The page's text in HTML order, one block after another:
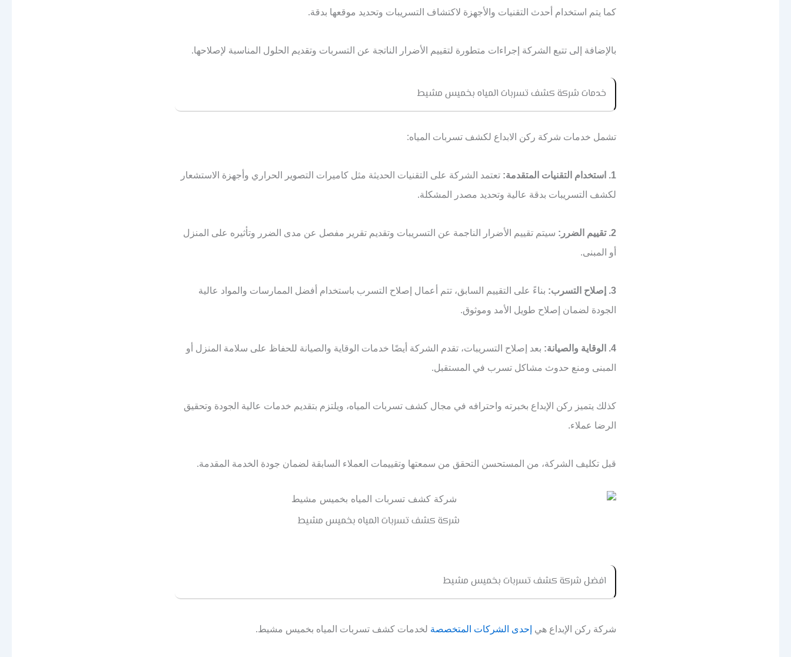
كما يتم استخدام أحدث التقنيات والأجهزة لاكتشاف التسريبات وتحديد موقعها بدقة.
بالإضافة إلى تتبع الشركة إجراءات متطورة لتقييم الأضرار الناتجة عن التسربات وتقديم الحلول المناسبة لإصلاحها.
خدمات شركة كشف تسربات المياه بخميس مشيط
تشمل خدمات شركة ركن الابداع لكشف تسربات المياه:
1. استخدام التقنيات المتقدمة:
تعتمد الشركة على التقنيات الحديثة مثل كاميرات التصوير الحراري وأجهزة الاستشعار
لكشف التسريبات بدقة عالية وتحديد مصدر المشكلة.
2. تقييم الضرر:
سيتم تقييم الأضرار الناجمة عن التسريبات وتقديم تقرير مفصل عن مدى الضرر وتأثيره على المنزل
أو المبنى.
3. إصلاح التسرب:
بناءً على التقييم السابق، تتم أعمال إصلاح التسرب باستخدام أفضل الممارسات والمواد عالية
الجودة لضمان إصلاح طويل الأمد وموثوق.
4. الوقاية والصيانة:
بعد إصلاح التسريبات، تقدم الشركة أيضًا خدمات الوقاية والصيانة للحفاظ على سلامة المنزل أو
المبنى ومنع حدوث مشاكل تسرب في المستقبل.
كذلك يتميز ركن الإبداع بخبرته واحترافه في مجال كشف تسربات المياه، ويلتزم بتقديم خدمات عالية الجودة وتحقيق
الرضا عملاء.
قبل تكليف الشركة، من المستحسن التحقق من سمعتها وتقييمات العملاء السابقة لضمان جودة الخدمة المقدمة.
شركة كشف تسربات المياه بخميس مشيط
افضل شركة كشف تسربات بخميس مشيط
شركة ركن الإبداع هي إحدى الشركات المتخصصة لخدمات كشف تسربات المياه بخميس مشيط.